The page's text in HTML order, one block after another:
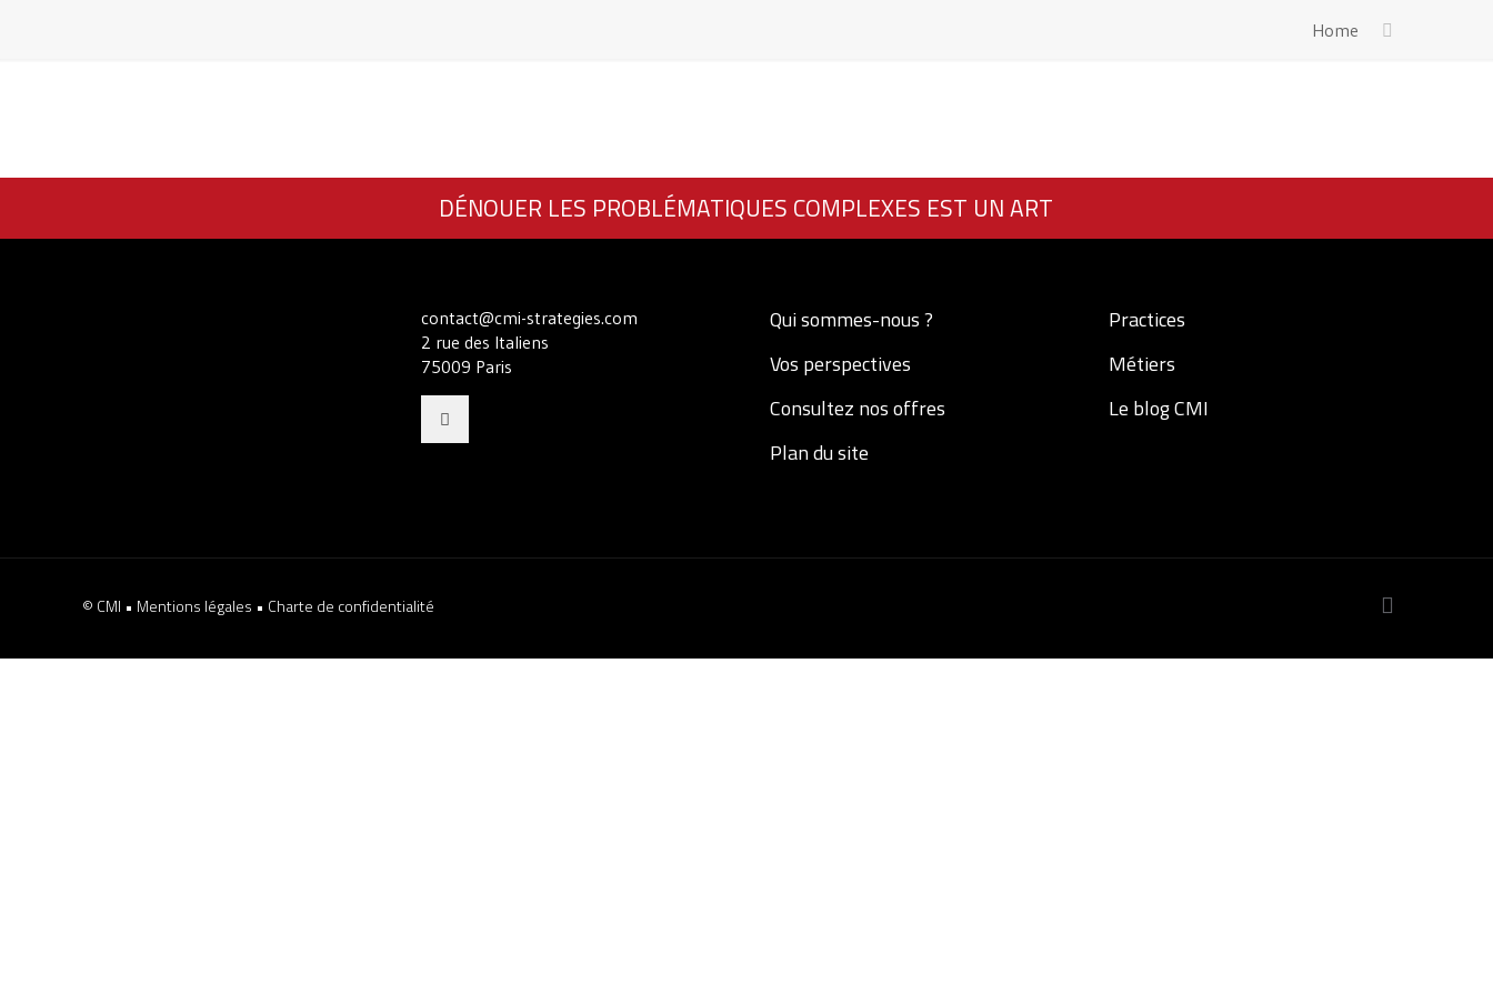
Home
DÉNOUER LES PROBLÉMATIQUES COMPLEXES EST UN ART
contact@cmi-strategies.com
2 rue des Italiens
75009 Paris
Qui sommes-nous ?
Vos perspectives
Consultez nos offres
Plan du site
Practices
Métiers
Le blog CMI
© CMI • Mentions légales • Charte de confidentialité